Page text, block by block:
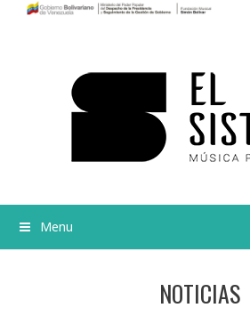
Menu
NOTICIAS